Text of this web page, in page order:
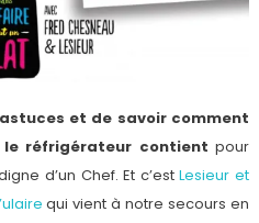
et de savoir comment
réfrigérateur contient pour
d’un Chef. Et c’estLesieur et
qui vient à notre secours en